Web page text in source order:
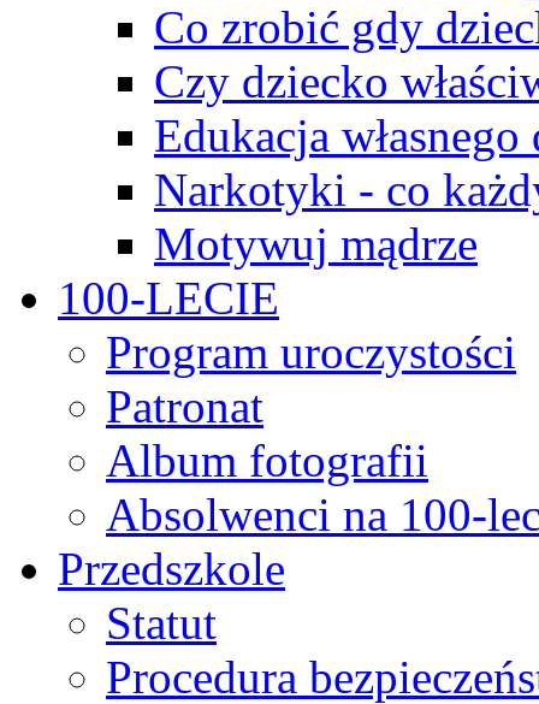
Co zrobić gdy
Czy dziecko
Edukacja własnego
Narkotyki - co
Motywuj mądrze
100-LECIE
Program uroczystości
Patronat
Album fotografii
Absolwenci na 100-
Przedszkole
Statut
Procedura